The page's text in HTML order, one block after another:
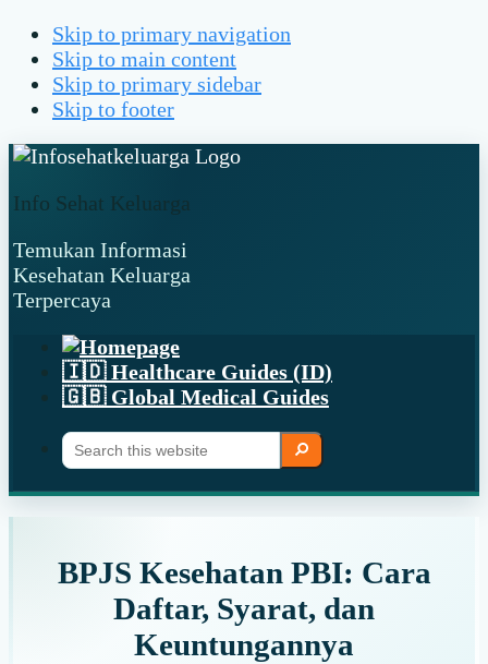
Skip to primary navigation
Skip to main content
Skip to primary sidebar
Skip to footer
Info Sehat Keluarga
Temukan Informasi
Kesehatan Keluarga
Terpercaya
🇮🇩 Healthcare Guides (ID)
🇬🇧 Global Medical Guides
Search
this
website
Search
BPJS Kesehatan PBI: Cara
Daftar, Syarat, dan
Keuntungannya